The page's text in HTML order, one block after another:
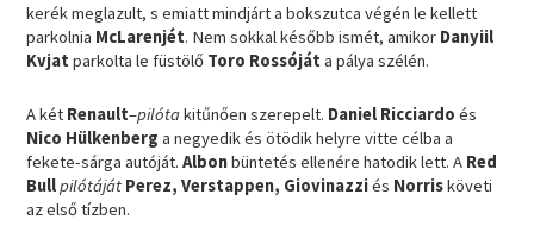
kerék meglazult, s emiatt mindjárt a bokszutca végén le kellett
parkolnia McLarenjét. Nem sokkal később ismét, amikor Danyiil
Kvjat parkolta le füstölő Toro Rossóját a pálya szélén.
A két Renault–pilótakitűnően szerepelt. Daniel Ricciardo és
Nico Hülkenberg a negyedik és ötödik helyre vitte célba a
fekete-sárga autóját.Albonbüntetés ellenére hatodik lett. A Red
Bullpilótáját Perez, Verstappen, Giovinazziés Norrisköveti
az első tízben.